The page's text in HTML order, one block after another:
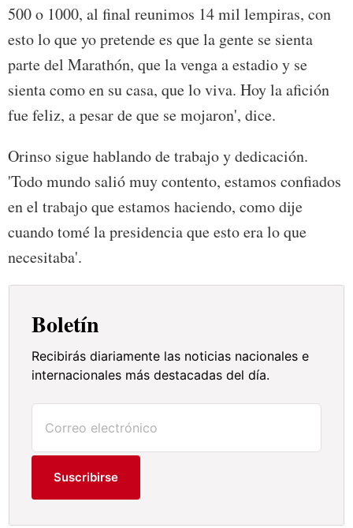
500 o 1000, al final reunimos 14 mil lempiras, con
esto lo que yo pretende es que la gente se sienta
parte del Marathón, que la venga a estadio y se
sienta como en su casa, que lo viva. Hoy la afición
fue feliz, a pesar de que se mojaron', dice.
Orinso sigue hablando de trabajo y dedicación.
'Todo mundo salió muy contento, estamos confiados
en el trabajo que estamos haciendo, como dije
cuando tomé la presidencia que esto era lo que
necesitaba'.
Boletín
Recibirás diariamente las noticias nacionales e
internacionales más destacadas del día.
Suscribirse